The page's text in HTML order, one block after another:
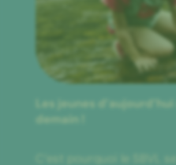
Les jeunes
demain !